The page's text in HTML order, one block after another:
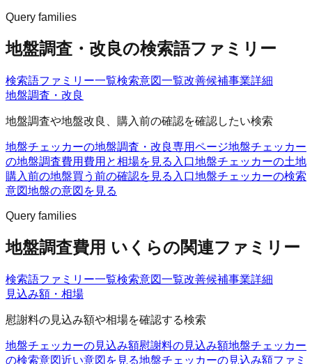
Query families
地盤調査・改良の検索語ファミリー
検索語ファミリー一覧検索意図一覧改善候補事業詳細
地盤調査・改良
地盤調査や地盤改良、購入前の確認を確認したい検索
地盤チェッカーの地盤調査・改良専用ページ地盤チェッカー
の地盤調査費用 費用と相場を見る入口地盤チェッカーの土地
購入前の地盤買う前の確認を見る入口地盤チェッカーの検索
意図地盤の意図を見る
Query families
地盤調査費用 いくらの関連ファミリー
検索語ファミリー一覧検索意図一覧改善候補事業詳細
見込み額・相場
慰謝料の見込み額や相場を確認する検索
地盤チェッカーの見込み額慰謝料の見込み額地盤チェッカー
の検索意図近い意図を見る地盤チェッカーの見込み額ファミ